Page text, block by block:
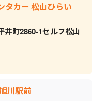
タカー 松山ひらい
井町2860-1セルフ松山
川駅前